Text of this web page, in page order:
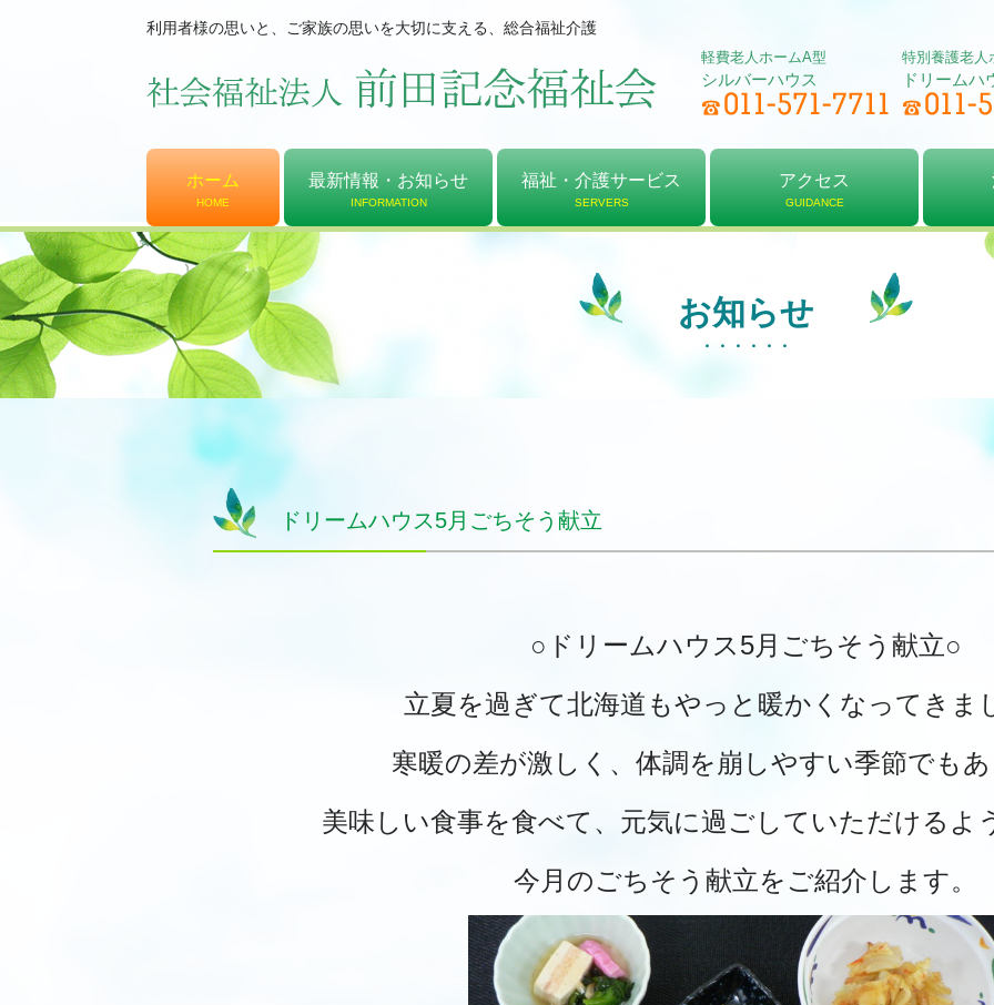
利用者様の思いと、ご家族の思いを大切に支える、総合福祉介護
軽費老人ホームA型
シルバーハウス
特別養護老人
ドリームハ
ホーム
HOME
最新情報・お知らせ
INFORMATION
福祉・介護サービス
SERVERS
アクセス
GUIDANCE
法人
理念
決算
お知らせ
ドリームハウス5月ごちそう献立
○ドリームハウス5月ごちそう献立○
立夏を過ぎて北海道もやっと暖かく なってきま
寒暖の差が激しく、体調を崩しやすい季節でも
美味しい食事を食べて、 元気に過ごしていただけるよ
今月のごちそう献立をご紹介します。